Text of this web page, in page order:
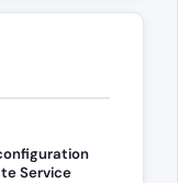
Service